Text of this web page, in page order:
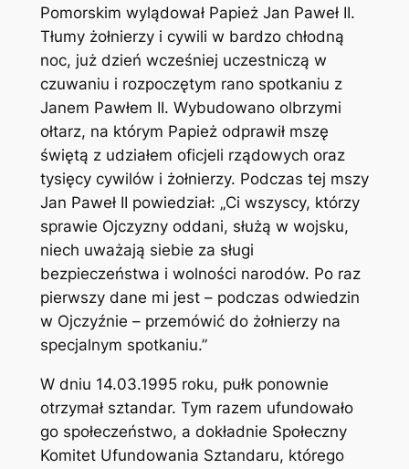
Pomorskim wylądował Papież Jan Paweł II.
Tłumy żołnierzy i cywili w bardzo chłodną
noc, już dzień wcześniej uczestniczą w
czuwaniu i rozpoczętym rano spotkaniu z
Janem Pawłem II. Wybudowano olbrzymi
ołtarz, na którym Papież odprawił mszę
świętą z udziałem oficjeli rządowych oraz
tysięcy cywilów i żołnierzy. Podczas tej mszy
Jan Paweł II powiedział: „Ci wszyscy, którzy
sprawie Ojczyzny oddani, służą w wojsku,
niech uważają siebie za sługi
bezpieczeństwa i wolności narodów. Po raz
pierwszy dane mi jest – podczas odwiedzin
w Ojczyźnie – przemówić do żołnierzy na
specjalnym spotkaniu.”
W dniu 14.03.1995 roku, pułk ponownie
otrzymał sztandar. Tym razem ufundowało
go społeczeństwo, a dokładnie Społeczny
Komitet Ufundowania Sztandaru, którego